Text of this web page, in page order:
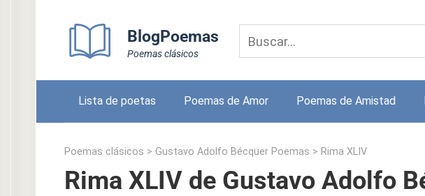
BlogPoemas
Poemas clásicos
Lista de poetas Poemas de Amor Poemas de Amistad
Poemas clásicos > Gustavo Adolfo Bécquer Poemas > Rima XLIV
Rima XLIV de Gustavo Adolfo